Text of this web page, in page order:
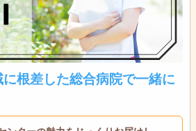
根差した総合病院で一緒に